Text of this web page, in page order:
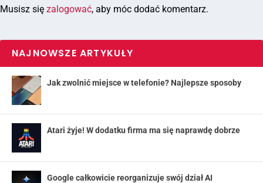
Musisz się zalogować, aby móc dodać komentarz.
NAJNOWSZE ARTYKUŁY
Jak zwolnić miejsce w telefonie? Najlepsze sposoby
Atari żyje! W dodatku firma ma się naprawdę dobrze
Google całkowicie reorganizuje swój dział AI